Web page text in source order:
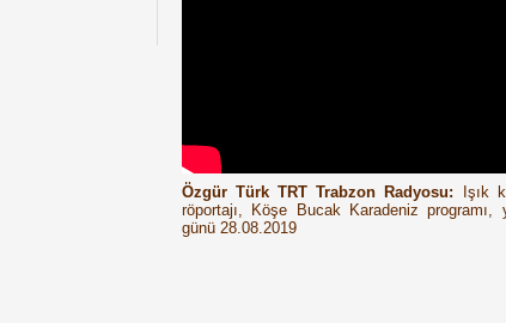
Özgür Türk TRT Trabzon Radyosu: Işık
röportajı, Köşe Bucak Karadeniz programı,
günü 28.08.2019